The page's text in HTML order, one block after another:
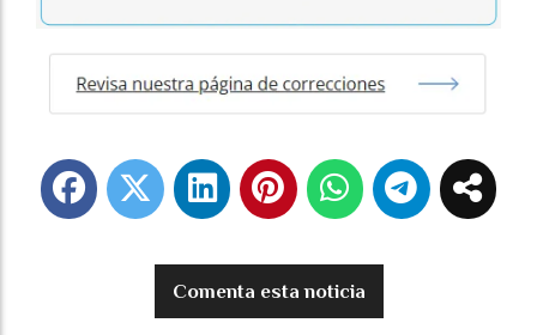
Comenta esta noticia